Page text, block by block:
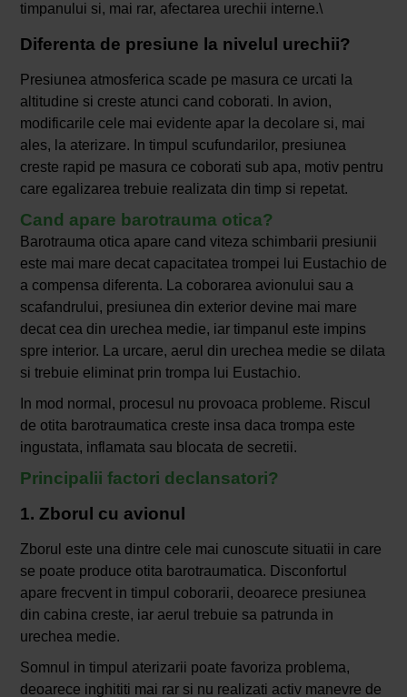
timpanului si, mai rar, afectarea urechii interne.\
Diferenta de presiune la nivelul urechii?
Presiunea atmosferica scade pe masura ce urcati la
altitudine si creste atunci cand coborati. In avion,
modificarile cele mai evidente apar la decolare si, mai
ales, la aterizare. In timpul scufundarilor, presiunea
creste rapid pe masura ce coborati sub apa, motiv pentru
care egalizarea trebuie realizata din timp si repetat.
Cand apare barotrauma otica?
Barotrauma otica apare cand viteza schimbarii presiunii
este mai mare decat capacitatea trompei lui Eustachio de
a compensa diferenta. La coborarea avionului sau a
scafandrului, presiunea din exterior devine mai mare
decat cea din urechea medie, iar timpanul este impins
spre interior. La urcare, aerul din urechea medie se dilata
si trebuie eliminat prin trompa lui Eustachio.
In mod normal, procesul nu provoaca probleme. Riscul
de otita barotraumatica creste insa daca trompa este
ingustata, inflamata sau blocata de secretii.
Principalii factori declansatori?
1. Zborul cu avionul
Zborul este una dintre cele mai cunoscute situatii in care
se poate produce otita barotraumatica. Disconfortul
apare frecvent in timpul coborarii, deoarece presiunea
din cabina creste, iar aerul trebuie sa patrunda in
urechea medie.
Somnul in timpul aterizarii poate favoriza problema,
deoarece inghititi mai rar si nu realizati activ manevre de